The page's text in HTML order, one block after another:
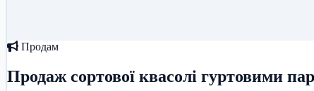
Продам
Продаж сортової квасолі гуртовими